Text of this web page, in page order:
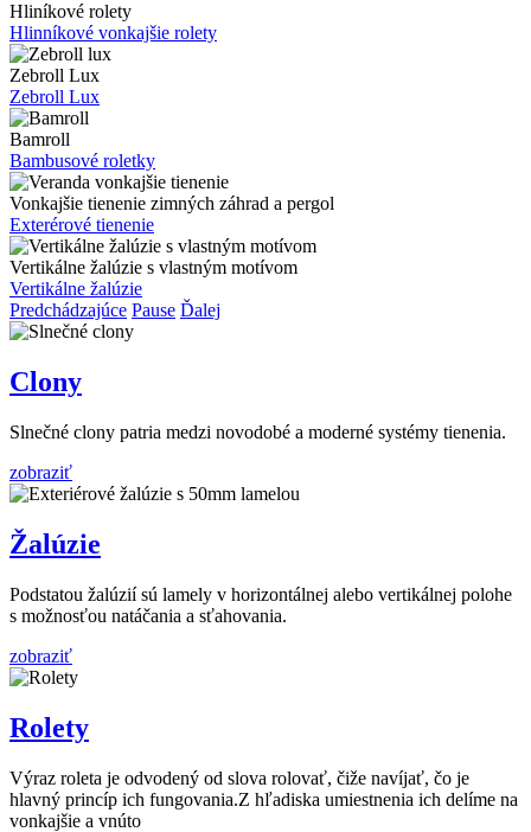
Hliníkové rolety
Hlinníkové vonkajšie rolety
Zebroll Lux
Zebroll Lux
Bamroll
Bambusové roletky
Vonkajšie tienenie zimných záhrad a pergol
Exterérové tienenie
Vertikálne žalúzie s vlastným motívom
Vertikálne žalúzie
Predchádzajúce Pause Ďalej
Clony
Slnečné clony patria medzi novodobé a moderné systémy tienenia.
zobraziť
Žalúzie
Podstatou žalúzií sú lamely v horizontálnej alebo vertikálnej polohe
s možnosťou natáčania a sťahovania.
zobraziť
Rolety
Výraz roleta je odvodený od slova rolovať, čiže navíjať, čo je
hlavný princíp ich fungovania.Z hľadiska umiestnenia ich delíme na
vonkajšie a vnúto